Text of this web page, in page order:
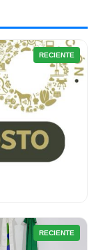
RECIENTE
RECIENTE